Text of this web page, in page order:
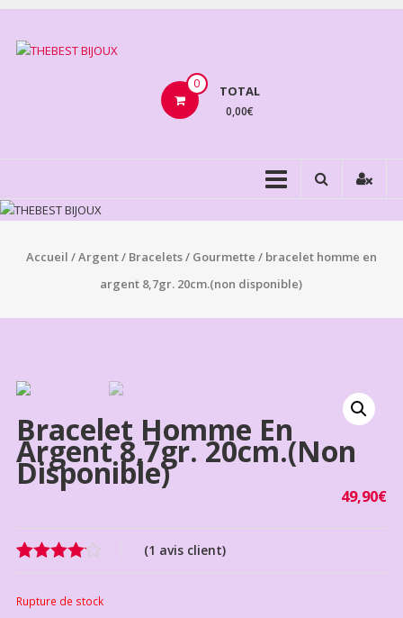
Aller
contenu
BIJOUX
0 TOTAL
0,00€
Accueil /Argent/ Bracelets/ Gourmette / bracelet homme en
argent 8,7gr. 20cm.(non disponible)
Bracelet Homme En
Argent 8,7gr. 20cm.(non
Disponible)
49,90€
basé
(1 avis client)
Rupture de stock